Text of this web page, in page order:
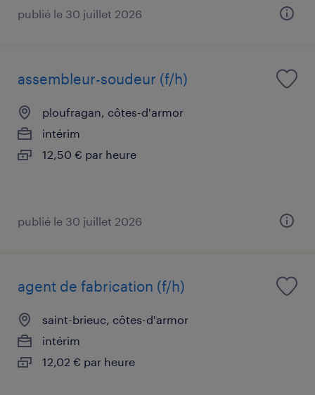
publié le 30 juillet 2026
assembleur-soudeur (f/h)
ploufragan, côtes-d'armor
intérim
12,50 € par heure
publié le 30 juillet 2026
agent de fabrication (f/h)
saint-brieuc, côtes-d'armor
intérim
12,02 € par heure